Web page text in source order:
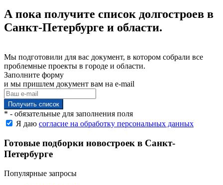
А пока получите список долгостроев в
Санкт-Петербурге и области.
Мы подготовили для вас документ, в котором собрали все
проблемные проекты в городе и области.
Заполните форму
и мы пришлем документ вам на e-mail
* - обязательные для заполнения поля
Я даю согласие на обработку персональных данных
Готовые подборки новостроек в Санкт-
Петербурге
Популярные запросы